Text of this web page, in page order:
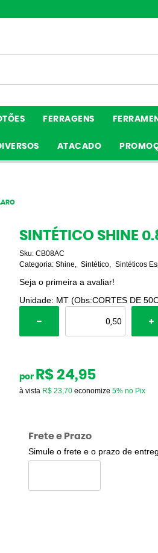
FERRAGENS
ATACADO
SINTÉTICO SHINE
Sku: CB08AC
Categoria: Shine Sintético Sintéticos
Seja o primeira a avaliar!
Unidade: MT (Obs:CORTES DE
por R$ 24,95
à vista R$ 23,70economize 5% no Pix
Frete e Prazo
Simule o frete e o prazo de